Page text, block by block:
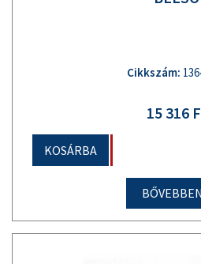
Cikkszám:
15 316
KOSÁRBA
BŐVEBBEN